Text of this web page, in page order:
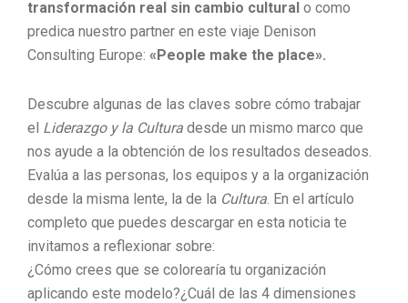
transformación real sin cambio cultural o como
predica nuestro partner en este viaje Denison
Consulting Europe: «People make the place».
Descubre algunas de las claves sobre cómo trabajar
el Liderazgo y la Cultura desde un mismo marco que
nos ayude a la obtención de los resultados deseados.
Evalúa a las personas, los equipos y a la organización
desde la misma lente, la de la Cultura . En el artículo
completo que puedes descargar en esta noticia te
invitamos a reflexionar sobre:
¿Cómo crees que se colorearía tu organización
aplicando este modelo?¿Cuál de las 4 dimensiones